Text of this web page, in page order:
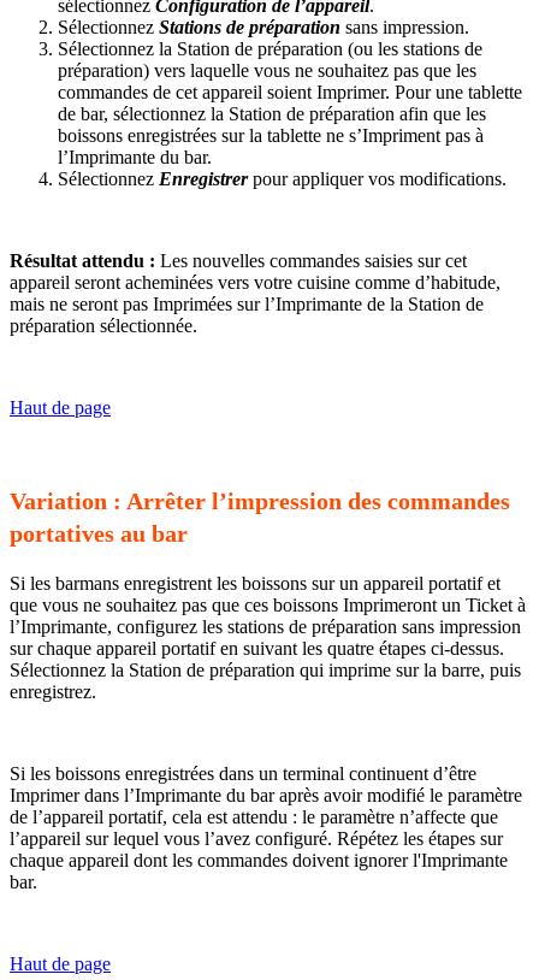
sélectionnez Configuration de l’appareil.
Sélectionnez Stations de préparation sans impression.
Sélectionnez la Station de préparation (ou les stations de
préparation) vers laquelle vous ne souhaitez pas que les
commandes de cet appareil soient Imprimer. Pour une tablette
de bar, sélectionnez la Station de préparation afin que les
boissons enregistrées sur la tablette ne s’Impriment pas à
l’Imprimante du bar.
Sélectionnez Enregistrerpour appliquer vos modifications.
Résultat attendu : Les nouvelles commandes saisies sur cet
appareil seront acheminées vers votre cuisine comme d’habitude,
mais ne seront pas Imprimées sur l’Imprimante de la Station de
préparation sélectionnée.
Haut de page
Variation : Arrêter l’impression des commandes
portatives au bar
Si les barmans enregistrent les boissons sur un appareil portatif et
que vous ne souhaitez pas que ces boissons Imprimeront un Ticket à
l’Imprimante, configurez les stations de préparation sans impression
sur chaque appareil portatif en suivant les quatre étapes ci-dessus.
Sélectionnez la Station de préparation qui imprime sur la barre, puis
enregistrez.
Si les boissons enregistrées dans un terminal continuent d’être
Imprimer dans l’Imprimante du bar après avoir modifié le paramètre
de l’appareil portatif, cela est attendu : le paramètre n’affecte que
l’appareil sur lequel vous l’avez configuré. Répétez les étapes sur
chaque appareil dont les commandes doivent ignorer l'Imprimante
bar.
Haut de page